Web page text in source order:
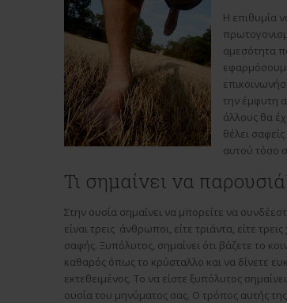
Η επιθυμία
αμεσότητα
την έμφυτη
άλλους θα
θέλει
αυτού τόσο
Τι σημαίνει να
Στην ουσία σημαίνει να μπορείτε να
είναι τρεις άνθρωποι, είτε τριάντα, είτε
σαφής. Ξυπόλυτος, σημαίνει ότι βάζετε το
καθαρός όπως το κρύσταλλο και να δίνετε
εκτεθειμένος. Το να είστε ξυπόλυτος
ουσία του μηνύματος σας. Ο τρόπος αυτής της